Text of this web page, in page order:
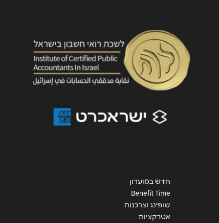
הודעה*
שליחה
חדש במועדון
Benefit Time
שופינג וצרכנות
אטרקציות